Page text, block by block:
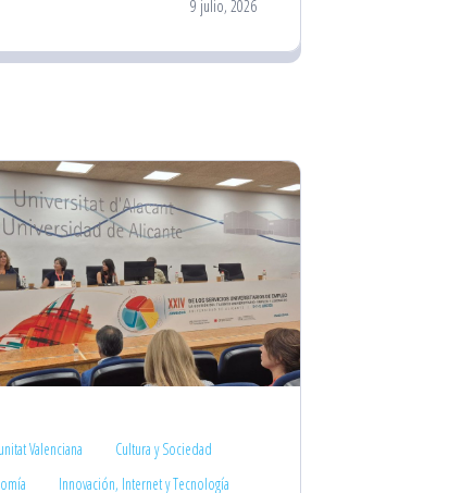
9 julio, 2026
Valenciana
Cultura y Sociedad
Innovación, Internet y Tecnología